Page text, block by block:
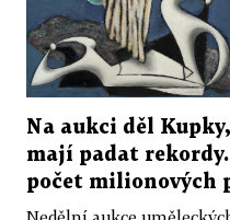
Na aukci děl
mají padat
počet milionových